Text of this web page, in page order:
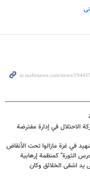
الاحتلال في إدارة مفترضة
الثورة" كمنظمة إرهابية
يد اشقى الخلائق وكان